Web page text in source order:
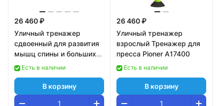
26 460 ₽
Уличный тренажер
сдвоенный для развития
мышц спины и больших
ягодичных мышц Pioner
Есть в наличии
В корзину
26 460 ₽
Уличный тренажер
взрослый Тренажер для
пресса Pioner A17400
Есть в наличии
В корзину